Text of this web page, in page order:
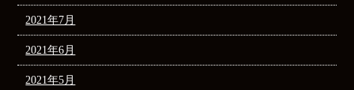
2021年7月
2021年6月
2021年5月